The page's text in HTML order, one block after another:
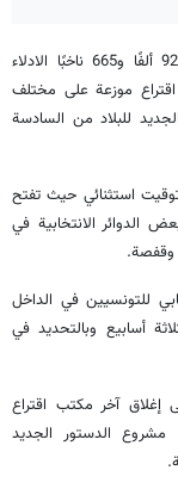
، انه يحق لثمانية ملايين و929 ألفًا و665 ناخبًا الادلاء
مركز اقتراع، و11 ألفًا و236 مكتب اقتراع موزعة على مختلف
للبلاد من السادسة
مكاتب اقتراع ذات توقيت استثنائي حيث تفتح
الدوائر الانتخابية في
وقفصة.
للتونسيين في الداخل
أسابيع وبالتحديد في
آخر مكتب اقتراع
مشروع الدستور الجديد